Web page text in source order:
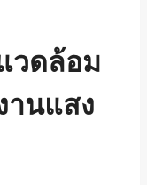
วดล้อม
านแสง